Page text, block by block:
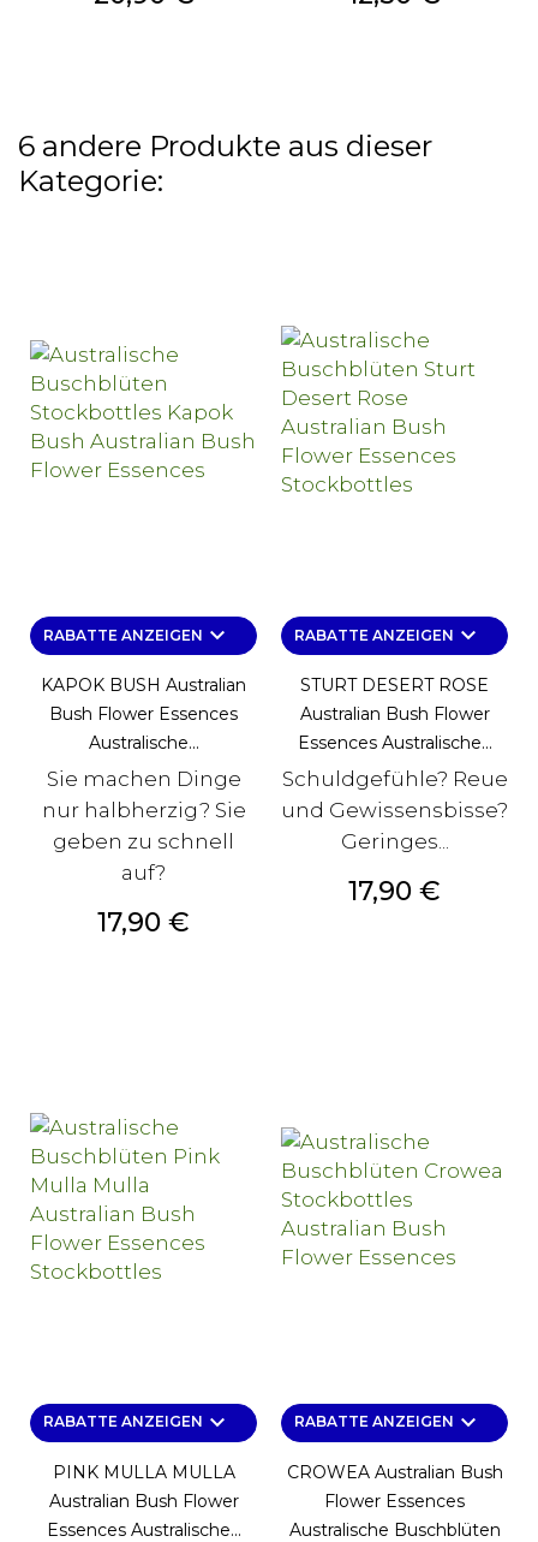
6 andere Produkte aus dieser
Kategorie:
RABATTE ANZEIGEN keyboard_arrow_down
KAPOK BUSH Australian
Bush Flower Essences
Australische...
Sie machen Dinge
nur halbherzig? Sie
geben zu schnell
auf?
Preis
17,90 €
RABATTE ANZEIGEN keyboard_arrow_down
STURT DESERT ROSE
Australian Bush Flower
Essences Australische...
Schuldgefühle? Reue
und Gewissensbisse?
Geringes...
Preis
17,90 €
RABATTE ANZEIGEN keyboard_arrow_down
PINK MULLA MULLA
Australian Bush Flower
Essences Australische...
RABATTE ANZEIGEN keyboard_arrow_down
CROWEA Australian Bush
Flower Essences
Australische Buschblüten